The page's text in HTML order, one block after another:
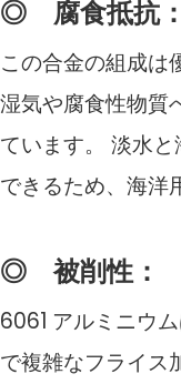
◎ 腐食抵抗：
この合金の組成は
湿気や腐食性物質
ています。 淡水
できるため、海洋
◎ 被削性：
6061 アルミニウ
で複雑なフライス